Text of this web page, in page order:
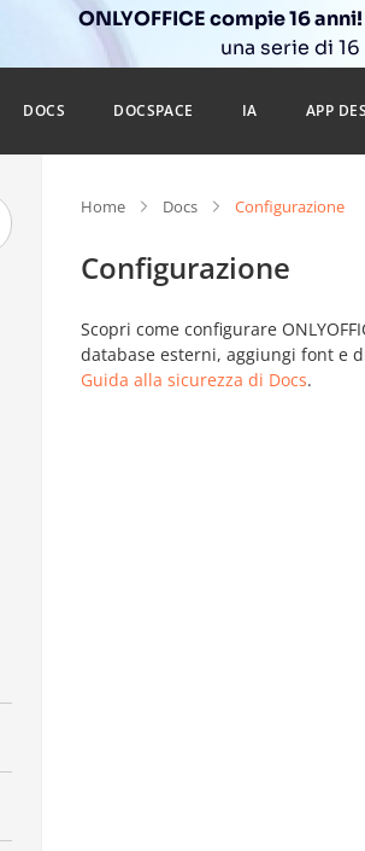
ONLYOFFICE compie 16 anni!
una serie di
DOCS DOCSPACE IA APP
Home Docs Configurazione
Configurazione
Scopri come configurare
database esterni, aggiungi font e
Guida alla sicurezza di Docs.